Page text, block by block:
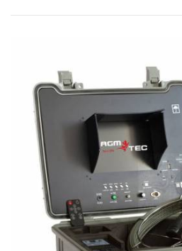
mm